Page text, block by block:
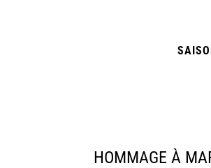
HOMMAGE À